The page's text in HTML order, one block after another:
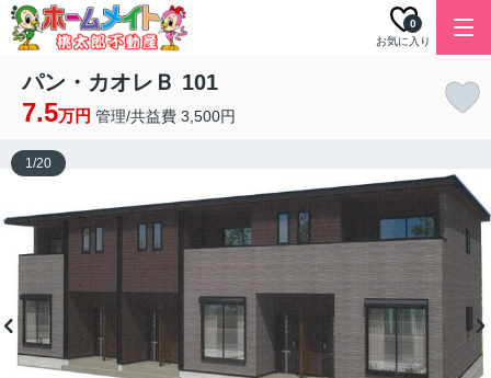
お気に入り
0
パン・カオレＢ 101
7.5万円 管理/共益費 3,500円
1/20